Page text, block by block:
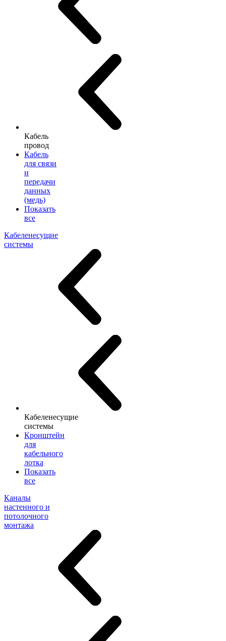
Кабель
провод
Кабель
для связи
и
передачи
данных
(медь)
Показать
все
Кабеленесущие
системы
Кабеленесущие
системы
Кронштейн
для
кабельного
лотка
Показать
все
Каналы
настенного и
потолочного
монтажа